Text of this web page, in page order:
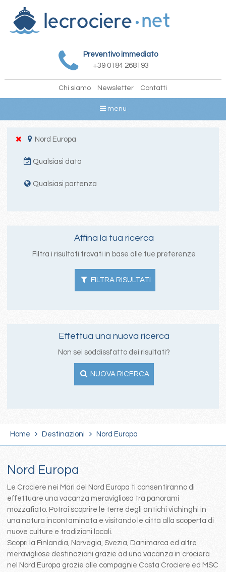
Preventivo immediato
+39 0184 268193
Chi siamo Newsletter Contatti
menu
Nord Europa
Qualsiasi data
Qualsiasi partenza
Affina la tua ricerca
Filtra i risultati trovati in base alle tue preferenze
FILTRA RISULTATI
Effettua una nuova ricerca
Non sei soddissfatto dei risultati?
NUOVA RICERCA
Home Destinazioni Nord Europa
Nord Europa
Le Crociere nei Mari del Nord Europa ti consentiranno di
effettuare una vacanza meravigliosa tra panorami
mozzafiato. Potrai scoprire le terre degli antichi vichinghi in
una natura incontaminata e visitando le città alla scoperta di
nuove culture e tradizioni locali.
Scopri la Finlandia, Norvegia, Svezia, Danimarca ed altre
meravigliose destinazioni grazie ad una vacanza in crociera
nel Nord Europa grazie alle compagnie Costa Crociere ed MSC